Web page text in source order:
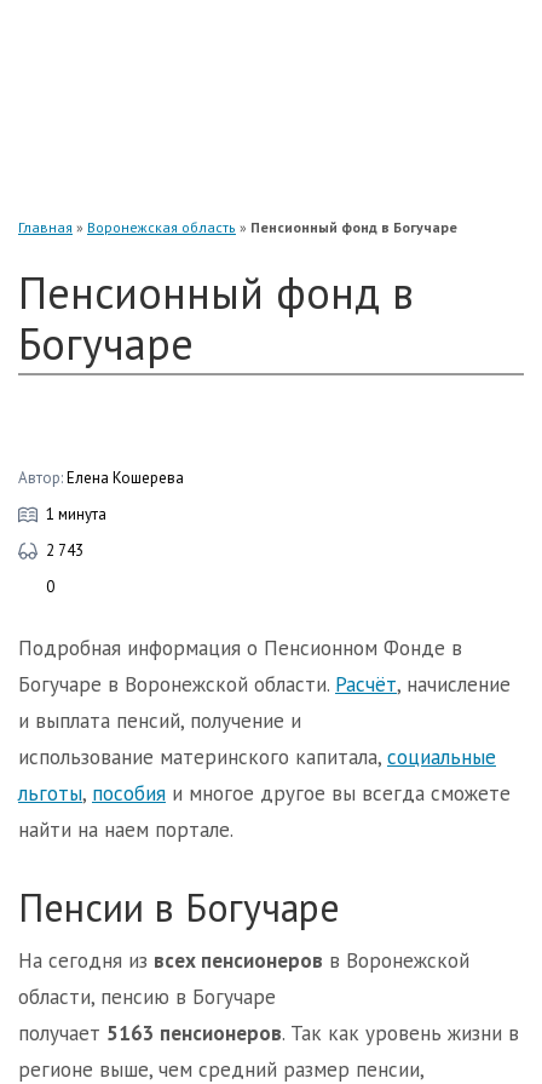
Главная » Воронежская область » Пенсионный фонд в Богучаре
Пенсионный фонд в
Богучаре
Автор:Елена Кошерева
1 минута
2 743
0
Подробная информация о Пенсионном Фонде в
Богучаре в Воронежской области. Расчёт, начисление
и выплата пенсий, получение и
использование материнского капитала, социальные
льготы, пособия и многое другое вы всегда сможете
найти на наем портале.
Пенсии в Богучаре
На сегодня из всех пенсионеров в Воронежской
области, пенсию в Богучаре
получает 5163 пенсионеров. Так как уровень жизни в
регионе выше, чем средний размер пенсии,